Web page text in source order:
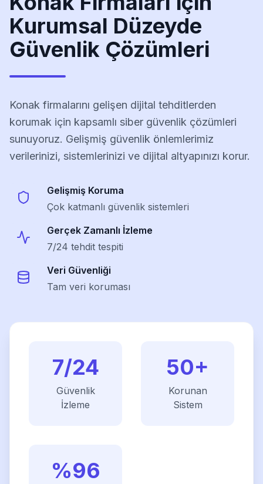
Kurumsal Düzeyde
Güvenlik Çözümleri
Konak firmalarını gelişen dijital tehditlerden
korumak için kapsamlı siber güvenlik çözümleri
sunuyoruz. Gelişmiş güvenlik önlemlerimiz
verilerinizi, sistemlerinizi ve dijital altyapınızı korur.
Gelişmiş Koruma
Çok katmanlı güvenlik sistemleri
Gerçek Zamanlı İzleme
7/24 tehdit tespiti
Veri Güvenliği
Tam veri koruması
7/24
Güvenlik
İzleme
50+
Korunan
Sistem
%96